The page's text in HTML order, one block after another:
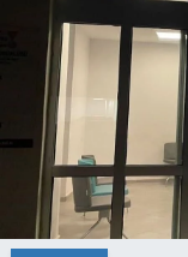
Yaşam